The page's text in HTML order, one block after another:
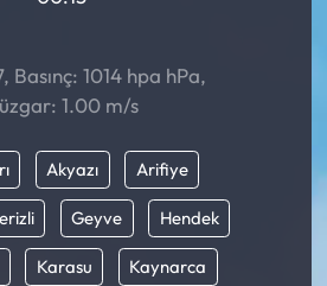
Basınç: 1014 hpa hPa,
1.00 m/s
Akyazı Arifiye
Geyve Hendek
Karasu Kaynarca